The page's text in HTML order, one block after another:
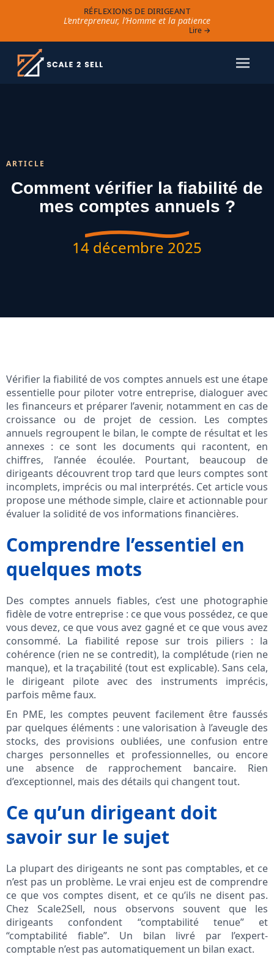
RÉFLEXIONS DE DIRIGEANT
L’entrepreneur, l’Homme et la patience
Lire →
ARTICLE
Comment vérifier la fiabilité de
mes comptes annuels ?
14 décembre 2025
Vérifier la fiabilité de vos comptes annuels est une étape
essentielle pour piloter votre entreprise, dialoguer avec
les financeurs et préparer l’avenir, notamment en cas de
croissance ou de projet de cession. Les comptes
annuels regroupent le bilan, le compte de résultat et les
annexes : ce sont les documents qui racontent, en
chiffres, l’année écoulée. Pourtant, beaucoup de
dirigeants découvrent trop tard que leurs comptes sont
incomplets, imprécis ou mal interprétés. Cet article vous
propose une méthode simple, claire et actionnable pour
évaluer la solidité de vos informations financières.
Comprendre l’essentiel en
quelques mots
Des comptes annuels fiables, c’est une photographie
fidèle de votre entreprise : ce que vous possédez, ce que
vous devez, ce que vous avez gagné et ce que vous avez
consommé. La fiabilité repose sur trois piliers : la
cohérence (rien ne se contredit), la complétude (rien ne
manque), et la traçabilité (tout est explicable). Sans cela,
le dirigeant pilote avec des instruments imprécis,
parfois même faux.
En PME, les comptes peuvent facilement être faussés
par quelques éléments : une valorisation à l’aveugle des
stocks, des provisions oubliées, une confusion entre
charges personnelles et professionnelles, ou encore
une absence de rapprochement bancaire. Rien
d’exceptionnel, mais des détails qui changent tout.
Ce qu’un dirigeant doit
savoir sur le sujet
La plupart des dirigeants ne sont pas comptables, et ce
n’est pas un problème. Le vrai enjeu est de comprendre
ce que vos comptes disent, et ce qu’ils ne disent pas.
Chez Scale2Sell, nous observons souvent que les
dirigeants confondent “comptabilité tenue” et
“comptabilité fiable”. Un bilan livré par l’expert-
comptable n’est pas automatiquement un bilan exact.